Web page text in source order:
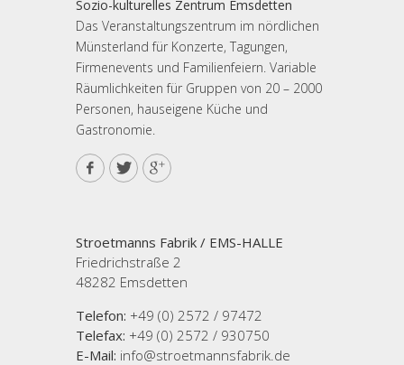
Sozio-kulturelles Zentrum Emsdetten
Das Veranstaltungszentrum im nördlichen
Münsterland für Konzerte, Tagungen,
Firmenevents und Familienfeiern. Variable
Räumlichkeiten für Gruppen von 20 – 2000
Personen, hauseigene Küche und
Gastronomie.
Stroetmanns Fabrik / EMS-HALLE
Friedrichstraße 2
48282 Emsdetten
Telefon: +49 (0) 2572 / 97472
Telefax: +49 (0) 2572 / 930750
E-Mail: info@stroetmannsfabrik.de